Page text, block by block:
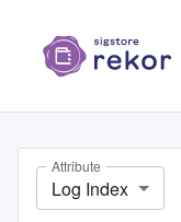
Attribute
Log Index